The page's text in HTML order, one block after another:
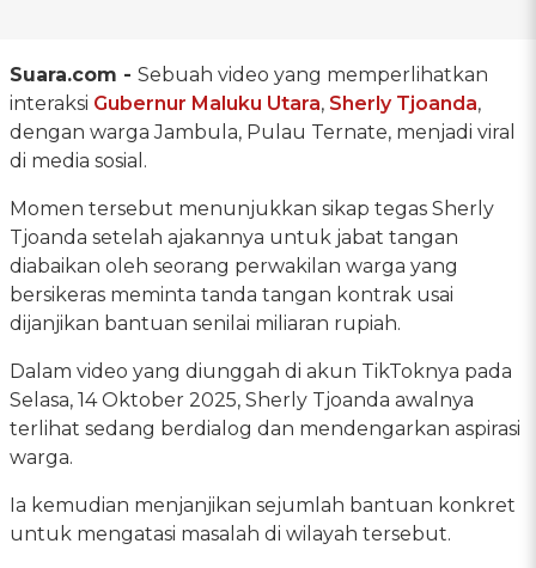
Suara.com - Sebuah video yang memperlihatkan
interaksi Gubernur Maluku Utara, Sherly Tjoanda,
dengan warga Jambula, Pulau Ternate, menjadi viral
di media sosial.
Momen tersebut menunjukkan sikap tegas Sherly
Tjoanda setelah ajakannya untuk jabat tangan
diabaikan oleh seorang perwakilan warga yang
bersikeras meminta tanda tangan kontrak usai
dijanjikan bantuan senilai miliaran rupiah.
Dalam video yang diunggah di akun TikToknya pada
Selasa, 14 Oktober 2025, Sherly Tjoanda awalnya
terlihat sedang berdialog dan mendengarkan aspirasi
warga.
Ia kemudian menjanjikan sejumlah bantuan konkret
untuk mengatasi masalah di wilayah tersebut.